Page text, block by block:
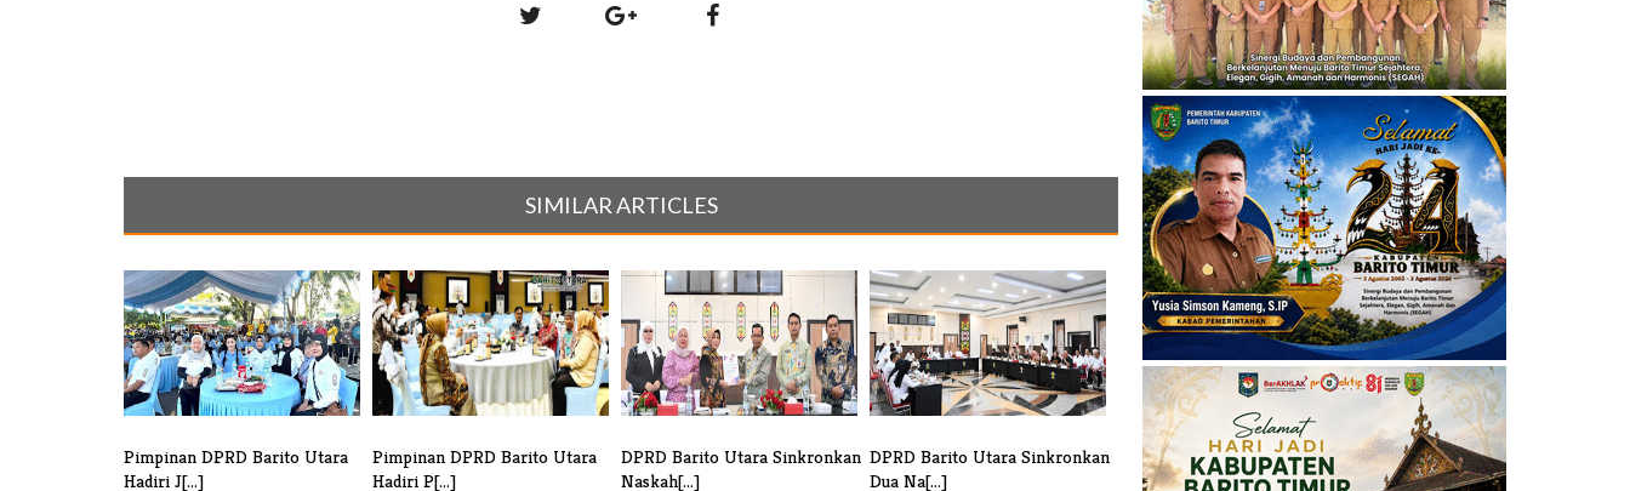
SIMILAR ARTICLES
Pimpinan DPRD Barito Utara
Hadiri J[...]
Pimpinan DPRD Barito Utara
Hadiri P[...]
DPRD Barito Utara Sinkronkan
Naskah[...]
DPRD Barito Utara Sinkronkan
Dua Na[...]